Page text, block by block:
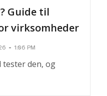
Guide til
virksomheder
- 1:06 PM
tester den, og